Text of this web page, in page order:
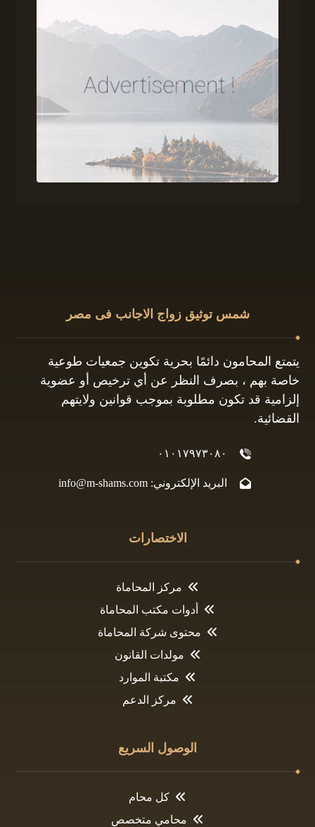
شمس توثيق زواج الاجانب فى مصر
يتمتع المحامون دائمًا بحرية تكوين جمعيات طوعية
خاصة بهم ، بصرف النظر عن أي ترخيص أو عضوية
إلزامية قد تكون مطلوبة بموجب قوانين ولايتهم
القضائية.
٠١٠١٧٩٧٣٠٨٠
البريد الإلكتروني: info@m-shams.com
الاختصارات
مركز المحاماة
أدوات مكتب المحاماة
محتوى شركة المحاماة
مولدات القانون
مكتبة الموارد
مركز الدعم
الوصول السريع
كل محام
محامي متخصص